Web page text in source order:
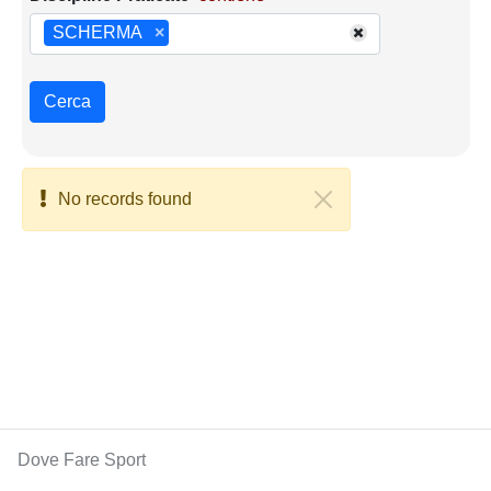
×
SCHERMA
Cerca
No records found
Dove Fare Sport